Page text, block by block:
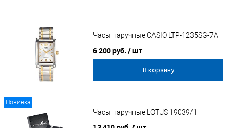
Часы наручные CASIO LTP-1235SG-7A
6 200 руб. / шт
В корзину
Новинка
Часы наручные LOTUS 19039/1